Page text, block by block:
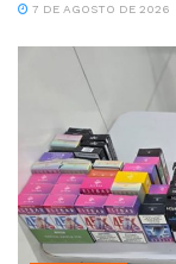
7 DE AGOSTO DE 2026